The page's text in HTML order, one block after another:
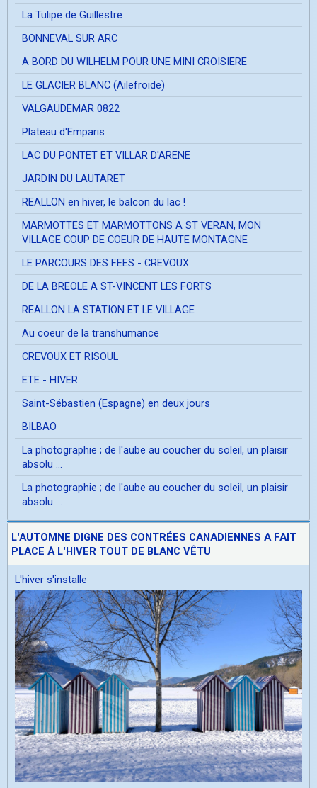
La Tulipe de Guillestre
BONNEVAL SUR ARC
A BORD DU WILHELM POUR UNE MINI CROISIERE
LE GLACIER BLANC (Ailefroide)
VALGAUDEMAR 0822
Plateau d'Emparis
LAC DU PONTET ET VILLAR D'ARENE
JARDIN DU LAUTARET
REALLON en hiver, le balcon du lac !
MARMOTTES ET MARMOTTONS A ST VERAN, MON
VILLAGE COUP DE COEUR DE HAUTE MONTAGNE
LE PARCOURS DES FEES - CREVOUX
DE LA BREOLE A ST-VINCENT LES FORTS
REALLON LA STATION ET LE VILLAGE
Au coeur de la transhumance
CREVOUX ET RISOUL
ETE - HIVER
Saint-Sébastien (Espagne) en deux jours
BILBAO
La photographie ; de l'aube au coucher du soleil, un plaisir
absolu ...
La photographie ; de l'aube au coucher du soleil, un plaisir
absolu ...
L'AUTOMNE DIGNE DES CONTRÉES CANADIENNES A FAIT
PLACE À L'HIVER TOUT DE BLANC VÊTU
L'hiver s'installe